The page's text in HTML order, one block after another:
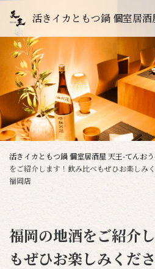
活きイカともつ鍋 個室居
活きイカともつ鍋 個室居酒屋 天王-てんお
をご紹介します！飲み比べもぜひお楽しみ
福岡店
福岡の地酒をご紹介
もぜひお楽しみくだ